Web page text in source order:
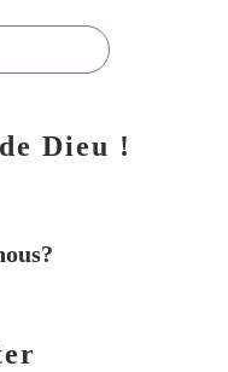
Dieu !